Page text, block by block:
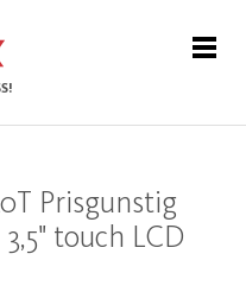
Prisgunstig
touch LCD